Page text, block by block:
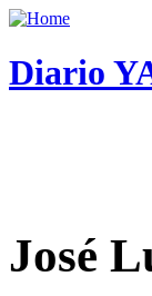
Diario
José